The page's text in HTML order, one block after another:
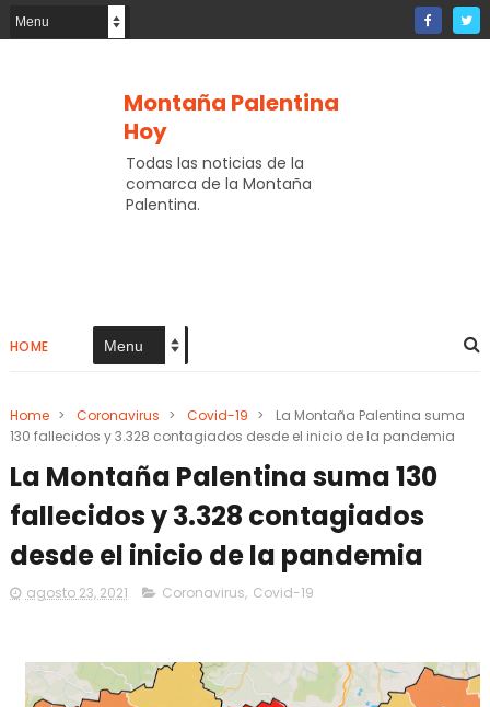
Montaña Palentina
Hoy
Todas las noticias de la
comarca de la Montaña
Palentina.
HOME
Home > Coronavirus > Covid-19 >
La Montaña Palentina suma
130 fallecidos y 3.328 contagiados desde el inicio de la pandemia
La Montaña Palentina suma 130
fallecidos y 3.328 contagiados
desde el inicio de la pandemia
agosto 23, 2021 Coronavirus, Covid-19